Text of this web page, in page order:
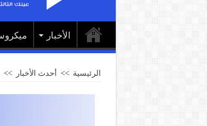
الأخبار
الرئيسية >> أحدث الأخبار >>